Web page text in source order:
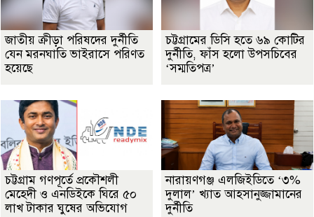
জাতীয় ক্রীড়া পরিষদের দুর্নীতি
যেন মরনঘাতি ভাইরাসে পরিণত
হয়েছে
চট্টগ্রামের ডিসি হতে ৬৯ কোটির
দুর্নীতি, ফাঁস হলো উপসচিবের
‘সম্মতিপত্র’
চট্টগ্রাম গণপূর্তে প্রকৌশলী
মেহেদী ও এনডিইকে ঘিরে ৫০
লাখ টাকার ঘুষের অভিযোগ
নারায়ণগঞ্জ এলজিইডিতে ‘৩%
দুলাল’ খ্যাত আহসানুজ্জামানের
দুর্নীতি